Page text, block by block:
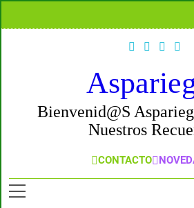
Bienvenid@s
Nuestros
CONTACTO